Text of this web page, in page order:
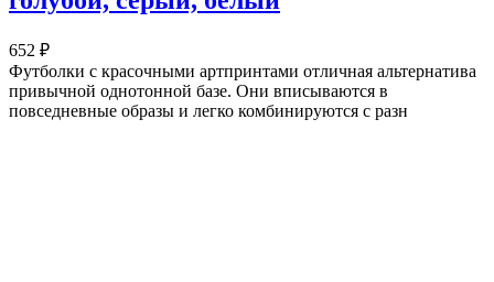
652 ₽
Футболки с красочными артпринтами отличная альтернатива
привычной однотонной базе. Они вписываются в
повседневные образы и легко комбинируются с разн